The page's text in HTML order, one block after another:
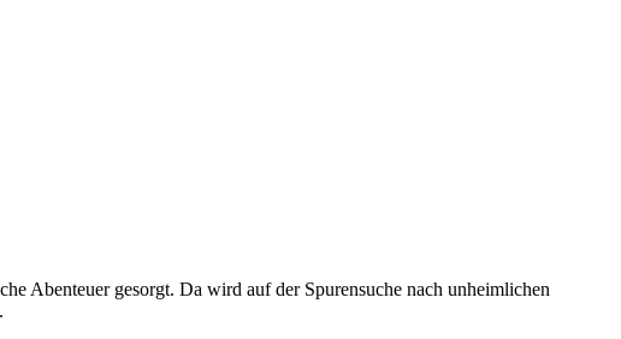
Abenteuer gesorgt. Da wird auf der Spurensuche nach unheimlichen